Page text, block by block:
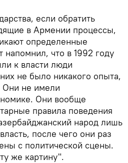
если обратить
в Армении процессы,
определенные
напомнил, что в 1992 году
к власти люди
не было никакого опыта,
Они не имели
Они вообще
правила поведения
народ лишь
после чего они раз
с политической сцены.
же картину".